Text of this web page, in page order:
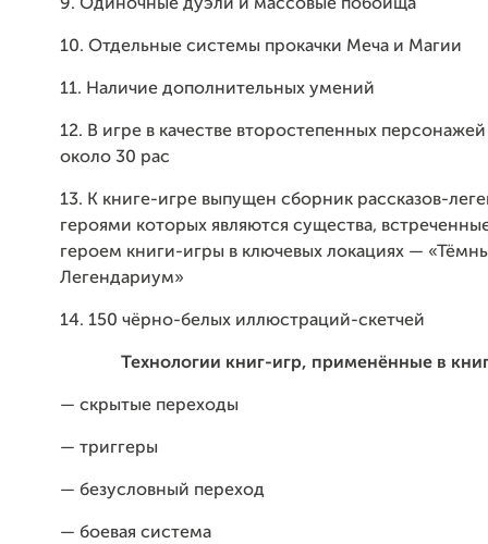
9. Одиночные дуэли и массовые побоища
10. Отдельные системы прокачки Меча и Магии
11. Наличие дополнительных умений
12. В игре в качестве второстепенных
около 30 рас
13. К книге-игре выпущен сборник рассказов-
героями которых являются существа,
героем книги-игры в ключевых локациях —
Легендариум»
14. 150 чёрно-белых иллюстраций-скетчей
Технологии книг-игр, применённые в
— скрытые переходы
— триггеры
— безусловный переход
— боевая система